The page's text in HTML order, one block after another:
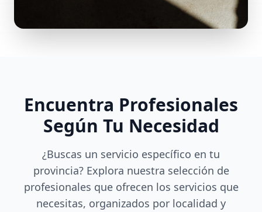
Encuentra Profesionales
Según Tu Necesidad
¿Buscas un servicio específico en tu
provincia? Explora nuestra selección de
profesionales que ofrecen los servicios que
necesitas, organizados por localidad y